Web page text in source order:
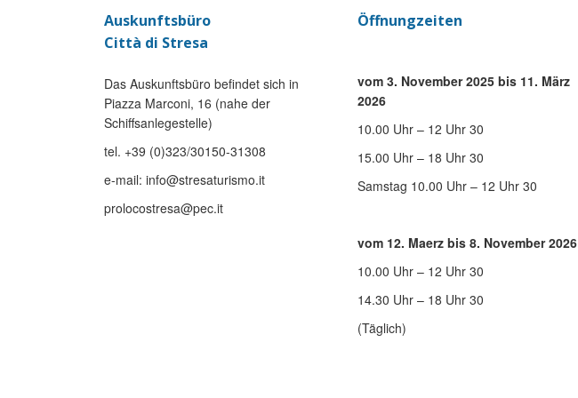
Auskunftsbüro
Città di Stresa
Das Auskunftsbüro befindet sich in
Piazza Marconi, 16 (nahe der
Schiffsanlegestelle)
tel. +39 (0)323/30150-31308
e-mail: info@stresaturismo.it
prolocostresa@pec.it
Öffnungzeiten
vom 3. November 2025 bis 11. März
2026
10.00 Uhr – 12 Uhr 30
15.00 Uhr – 18 Uhr 30
Samstag 10.00 Uhr – 12 Uhr 30
vom 12. Maerz bis 8. November 2026
10.00 Uhr – 12 Uhr 30
14.30 Uhr – 18 Uhr 30
(Täglich)